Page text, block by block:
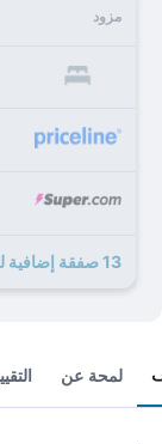
مزود
13 صفقة إضافية لـ كاسا دا كالسادا ريليس آند شاتوك
لمحة عن